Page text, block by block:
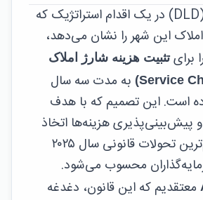
اداره اراضی دبی (DLD) در یک اقدام استراتژیک که
املاک این شهر را نشان می‌دهد،
برایتثبیت هزینه شارژ املاک
به مدت سه سال
است. این تصمیم که با هدف
پیش‌بینی‌پذیری هزینه‌ها اتخاذ
شده، یکی از مهم‌ترین تحولات قانونی سال ۲۰۲۵
محسوب می‌شود.
معتقدیم که این قانون، دغدغه